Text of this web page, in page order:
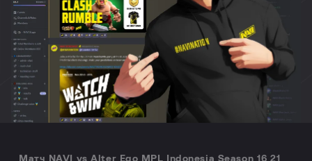
Матч NAVI vs Alter Ego MPL Indonesia Season 16 21